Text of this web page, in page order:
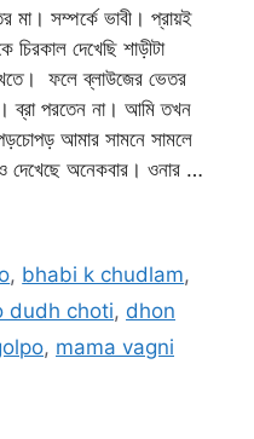
সম্পর্কে ভাবী। প্রায়ই
দেখেছি শাড়ীটা
ফলে ব্লাউজের ভেতর
ব্রা পরতেন না। আমি তখন
আমার সামনে সামলে
দেখেছে অনেকবার। ওনার …
, bhabi k chudlam,
dudh choti, dhon
, mama vagni